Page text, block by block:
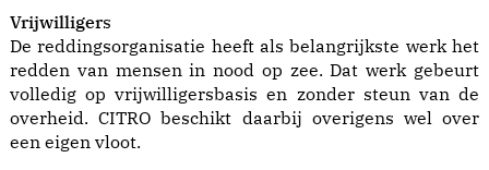
Vrijwilligers
De reddingsorganisatie heeft als belangrijkste werk het
redden van mensen in nood op zee. Dat werk gebeurt
volledig op vrijwilligersbasis en zonder steun van de
overheid. CITRO beschikt daarbij overigens wel over
een eigen vloot.